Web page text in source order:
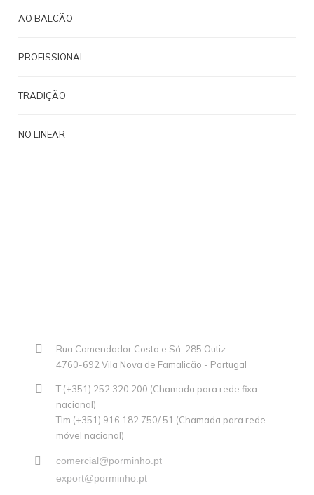
AO BALCÃO
PROFISSIONAL
TRADIÇÃO
NO LINEAR
Rua Comendador Costa e Sá, 285 Outiz
4760-692 Vila Nova de Famalicão - Portugal
T (+351) 252 320 200 (Chamada para rede fixa
nacional)
Tlm (+351) 916 182 750/ 51 (Chamada para rede
móvel nacional)
comercial@porminho.pt
export@porminho.pt